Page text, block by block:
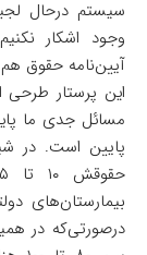
سیستم درحال
وجود اشکار
آیین‌نامه حقوق
این پرستار طرحی
مسائل جدی ما
پایین است. در
در‌صورتی‌که در